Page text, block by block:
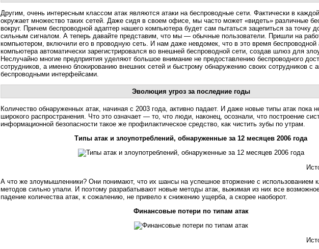
Другим, очень интересным классом атак являются атаки на беспроводные сети. Фактически в
окружает множество таких сетей. Даже сидя в своем офисе, мы часто может «видеть» различные
вокруг. Причем беспроводной адаптер нашего компьютера будет сам пытаться зацепиться за точку
сильным сигналом. А теперь давайте представим, что мы — обычные пользователи. Пришли на
компьютером, включили его в проводную сеть. И нам даже невдомек, что в это время беспроводной
компьютера автоматически зарегистрировался во внешней беспроводной сети, создав шлюз для
Неслучайно многие предприятия уделяют большое внимание не предоставлению беспроводного
сотрудников, а именно блокированию внешних сетей и быстрому обнаружению своих сотрудников с
беспроводными интерфейсами.
Эволюция угроз за последние годы
Количество обнаруженных атак, начиная с 2003 года, активно падает. И даже новые типы атак пока
широкого распространения. Что это означает — то, что люди, наконец, осознали, что построение
информационной безопасности такое же профилактическое средство, как чистить зубы по утрам.
Типы атак и злоупотреблений, обнаруженные за 12 месяцев 2006 года
А что же злоумышленники? Они понимают, что их шансы на успешное вторжение с использованием
методов сильно упали. И поэтому разрабатывают новые методы атак, выжимая из них все
падение количества атак, к сожалению, не привело к снижению ущерба, а скорее наоборот.
Финансовые потери по типам атак